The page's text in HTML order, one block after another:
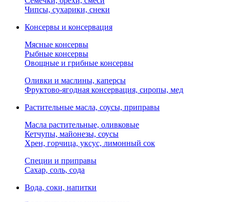
Чипсы, сухарики, снеки
Консервы и консервация
Мясные консервы
Рыбные консервы
Овощные и грибные консервы
Оливки и маслины, каперсы
Фруктово-ягодная консервация, сиропы, мед
Растительные масла, соусы, приправы
Масла растительные, оливковые
Кетчупы, майонезы, соусы
Хрен, горчица, уксус, лимонный сок
Специи и приправы
Сахар, соль, сода
Вода, соки, напитки